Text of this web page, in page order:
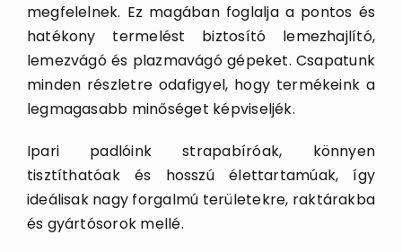
megfelelnek. Ez magában foglalja a pontos és
hatékony termelést biztosító lemezhajlító,
lemezvágó és plazmavágó gépeket. Csapatunk
minden részletre odafigyel, hogy termékeink a
legmagasabb minőséget képviseljék.
Ipari padlóink strapabíróak, könnyen
tisztíthatóak és hosszú élettartamúak, így
ideálisak nagy forgalmú területekre, raktárakba
és gyártósorok mellé.